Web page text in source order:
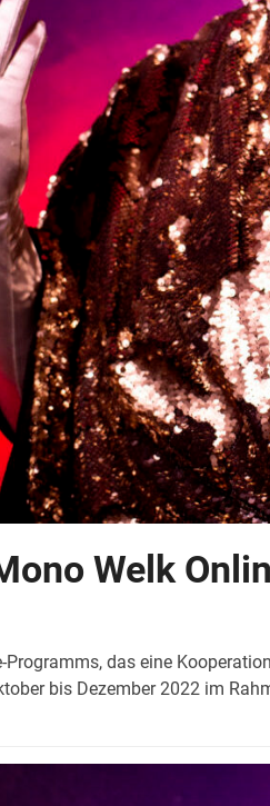
Welk
das eine
bis Dezember 2022 im